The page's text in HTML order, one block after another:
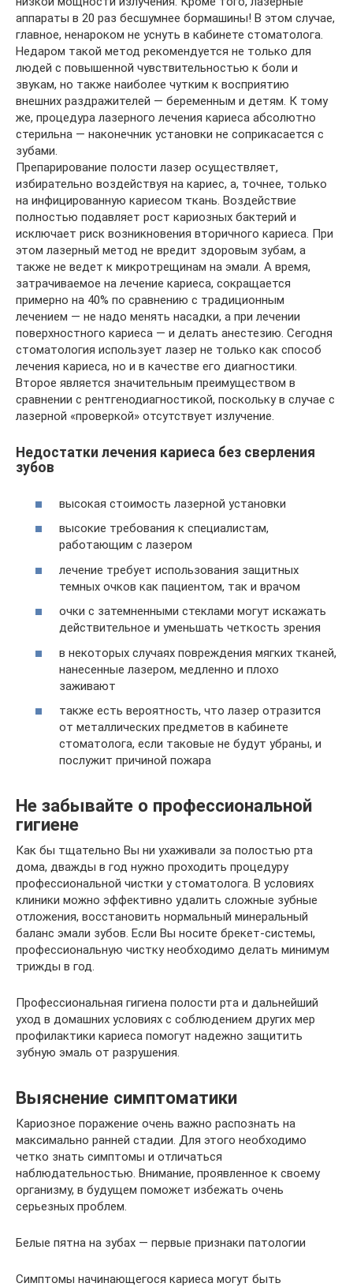
аппараты в 20 раз бесшумнее бормашины! В этом случае,
главное, ненароком не уснуть в кабинете стоматолога.
Недаром такой метод рекомендуется не только для
людей с повышенной чувствительностью к боли и
звукам, но также наиболее чутким к восприятию
внешних раздражителей — беременным и детям. К тому
же, процедура лазерного лечения кариеса абсолютно
стерильна — наконечник установки не соприкасается с
зубами.
Препарирование полости лазер осуществляет,
избирательно воздействуя на кариес, а, точнее, только
на инфицированную кариесом ткань. Воздействие
полностью подавляет рост кариозных бактерий и
исключает риск возникновения вторичного кариеса. При
этом лазерный метод не вредит здоровым зубам, а
также не ведет к микротрещинам на эмали. А время,
затрачиваемое на лечение кариеса, сокращается
примерно на 40% по сравнению с традиционным
лечением — не надо менять насадки, а при лечении
поверхностного кариеса — и делать анестезию. Сегодня
стоматология использует лазер не только как способ
лечения кариеса, но и в качестве его диагностики.
Второе является значительным преимуществом в
сравнении с рентгенодиагностикой, поскольку в случае с
лазерной «проверкой» отсутствует излучение.
Недостатки лечения кариеса без сверления
зубов
высокая стоимость лазерной установки
высокие требования к специалистам,
работающим с лазером
лечение требует использования защитных
темных очков как пациентом, так и врачом
очки с затемненными стеклами могут искажать
действительное и уменьшать четкость зрения
в некоторых случаях повреждения мягких тканей,
нанесенные лазером, медленно и плохо
заживают
также есть вероятность, что лазер отразится
от металлических предметов в кабинете
стоматолога, если таковые не будут убраны, и
послужит причиной пожара
Не забывайте о профессиональной
гигиене
Как бы тщательно Вы ни ухаживали за полостью рта
дома, дважды в год нужно проходить процедуру
профессиональной чистки у стоматолога. В условиях
клиники можно эффективно удалить сложные зубные
отложения, восстановить нормальный минеральный
баланс эмали зубов. Если Вы носите брекет-системы,
профессиональную чистку необходимо делать минимум
трижды в год.
Профессиональная гигиена полости рта и дальнейший
уход в домашних условиях с соблюдением других мер
профилактики кариеса помогут надежно защитить
зубную эмаль от разрушения.
Выяснение симптоматики
Кариозное поражение очень важно распознать на
максимально ранней стадии. Для этого необходимо
четко знать симптомы и отличаться
наблюдательностью. Внимание, проявленное к своему
организму, в будущем поможет избежать очень
серьезных проблем.
Белые пятна на зубах — первые признаки патологии
Симптомы начинающегося кариеса могут быть